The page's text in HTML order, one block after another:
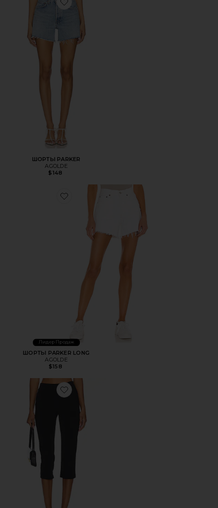
Favorite ШОРТЫ PARKER
ШОРТЫ PARKER
AGOLDE
$148
Favorite ШОРТЫ PARKER LONG
Лидер Продаж
ШОРТЫ PARKER LONG
AGOLDE
$158
Favorite КАПРИ